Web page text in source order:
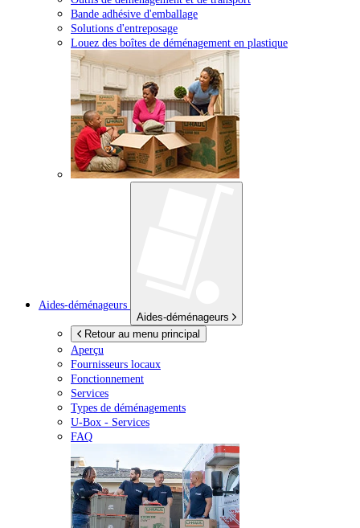
Bande adhésive d'emballage
Solutions d'entreposage
Louez des boîtes de déménagement en plastique
Aides-déménageurs
Aides-déménageurs
Retour au menu principal
Aperçu
Fournisseurs locaux
Fonctionnement
Services
Types de déménagements
U-Box - Services
FAQ